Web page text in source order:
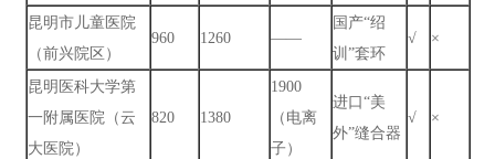
昆明市儿童医院
（前兴院区）
960 1260 ——
国产“绍
训”套环
√ ×
昆明医科大学第
一附属医院（云
大医院）
820 1380
1900
（电离
子）
进口“美
外”缝合器
√ ×